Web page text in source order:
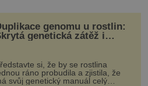
genomu u rostlin:
genetická zátěž i
si, že by se rostlina
ráno probudila a zjistila, že
svůj genetický manuál celý